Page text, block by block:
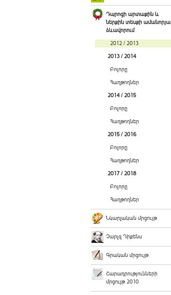
Դպրոցի արտաքին և
ներքին տեսքի ամանորյա
ձևավորում
2012 / 2013
2013 / 2014
Բոլորը
Հաղթողներ
2014 / 2015
Բոլորը
Հաղթողներ
2015 / 2016
Բոլորը
Հաղթողներ
2017 / 2018
Բոլորը
Հաղթողներ
Նկարչական մրցույթ
Չարլզ Դիքենս
Գրական մրցույթ
Շարադրությունների
մրցույթ 2010